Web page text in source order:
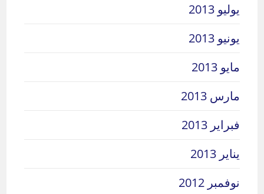
يوليو 2013
يونيو 2013
مايو 2013
مارس 2013
فبراير 2013
يناير 2013
نوفمبر 2012